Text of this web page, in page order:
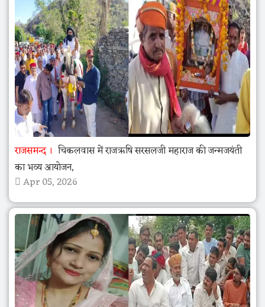
राजसमन्द
चिकलवास में राजऋषि सरसलजी महाराज की जन्मजयंती
का भव्य आयोजन,
Apr 05, 2026